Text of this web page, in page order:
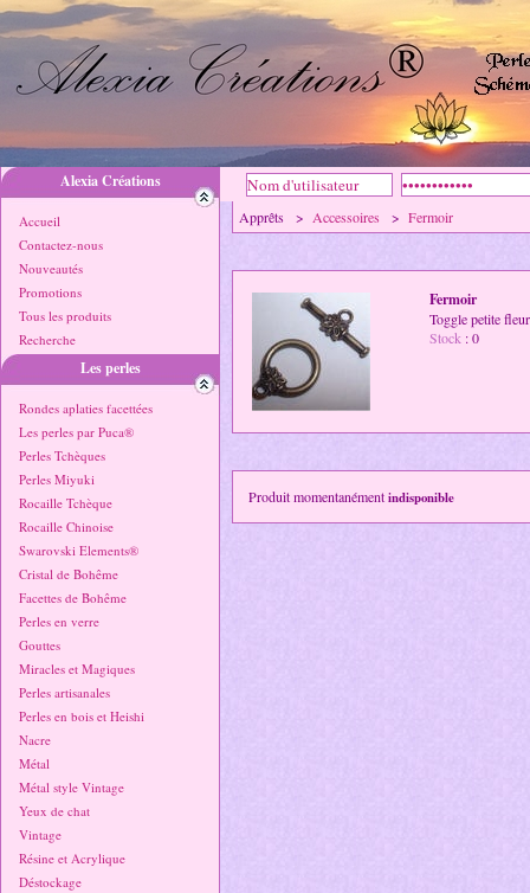
Alexia Créations
Accueil
Contactez-nous
Nouveautés
Promotions
Tous les produits
Recherche
Les perles
Rondes aplaties facettées
Les perles par Puca®
Perles Tchèques
Perles Miyuki
Rocaille Tchèque
Rocaille Chinoise
Swarovski Elements®
Cristal de Bohême
Facettes de Bohême
Perles en verre
Gouttes
Miracles et Magiques
Perles artisanales
Perles en bois et Heishi
Nacre
Métal
Métal style Vintage
Yeux de chat
Vintage
Résine et Acrylique
Déstockage
Apprêts > Accessoires > Fermoir
Fermoir
Toggle petite
Stock : 0
Produit momentanémentindisponible